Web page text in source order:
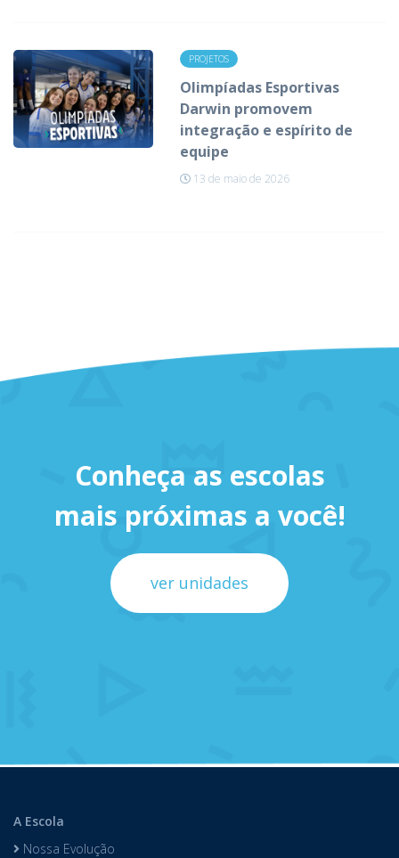
PROJETOS
Olimpíadas Esportivas
Darwin promovem
integração e espírito de
equipe
13 de maio de 2026
Conheça as escolas
mais próximas a você!
ver unidades
A Escola
Nossa Evolução